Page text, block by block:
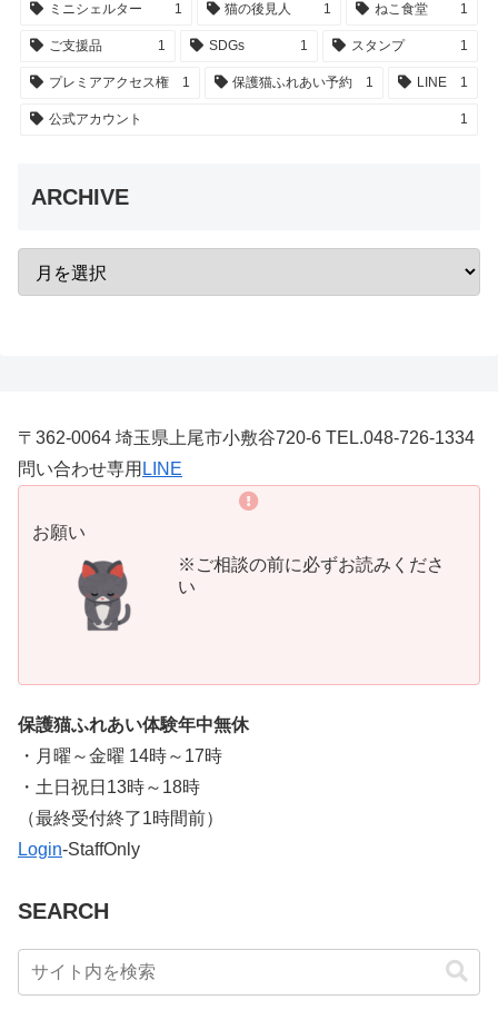
ミニシェルター 1 猫の後見人 1 ねこ食堂 1
ご支援品 1 SDGs 1 スタンプ 1
プレミアアクセス権 1 保護猫ふれあい予約 1 LINE 1
公式アカウント 1
ARCHIVE
〒362-0064 埼玉県上尾市小敷谷720-6 TEL.048-726-1334
問い合わせ専用 LINE
お願い
※ご相談の前に必ずお読みくださ
い
保護猫ふれあい体験年中無休
・月曜～金曜 14時～17時
・土日祝日13時～18時
​（最終受付終了1時間前）
Login-StaffOnly
SEARCH